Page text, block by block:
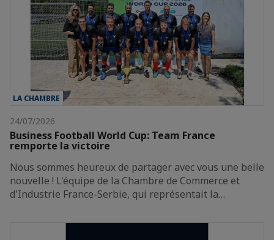
LA CHAMBRE
24/07/2026
Business Football World Cup: Team France
remporte la victoire
Nous sommes heureux de partager avec vous une belle
nouvelle ! L'équipe de la Chambre de Commerce et
d'Industrie France-Serbie, qui représentait la…